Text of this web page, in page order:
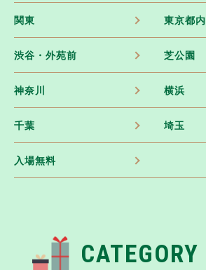
関東 東京都内
渋谷・外苑前 芝公園
神奈川 横浜
千葉 埼玉
入場無料
CATEGORY